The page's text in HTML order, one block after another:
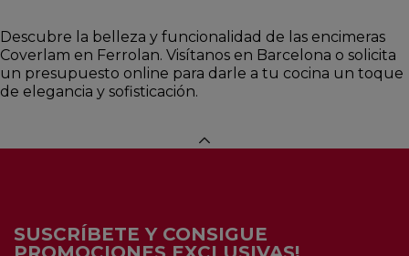
Descubre la belleza y funcionalidad de las encimeras
Coverlam en Ferrolan. Visítanos en Barcelona o solicita
un presupuesto online para darle a tu cocina un toque
de elegancia y sofisticación.
SUSCRÍBETE Y CONSIGUE